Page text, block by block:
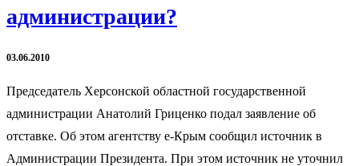
администрации?
03.06.2010
Председатель Херсонской областной государственной
администрации Анатолий Гриценко подал заявление об
отставке. Об этом агентству е-Крым сообщил источник в
Администрации Президента. При этом источник не уточнил